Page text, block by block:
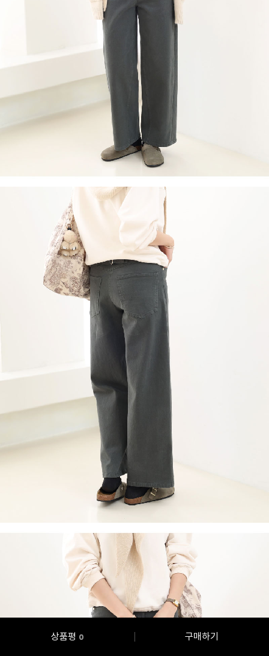
상품평 0 구매하기